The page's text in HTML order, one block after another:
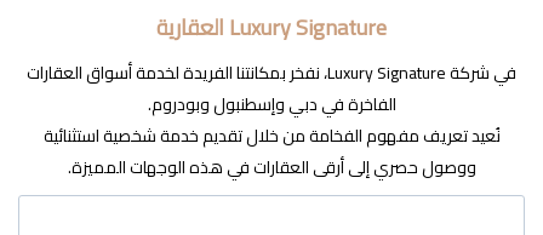
Luxury Signature العقارية
في شركة Luxury Signature، نفخر بمكانتنا الفريدة لخدمة أسواق العقارات
الفاخرة في دبي وإسطنبول وبودروم.
نُعيد تعريف مفهوم الفخامة من خلال تقديم خدمة شخصية استثنائية
ووصول حصري إلى أرقى العقارات في هذه الوجهات المميزة.